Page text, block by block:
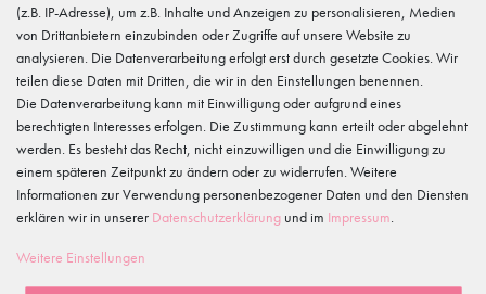
-30% NEU
(z.B. IP-Adresse), um z.B. Inhalte und Anzeigen zu personalisieren, Medien
von Drittanbietern einzubinden oder Zugriffe auf unsere Website zu
analysieren. Die Datenverarbeitung erfolgt erst durch gesetzte Cookies. Wir
teilen diese Daten mit Dritten, die wir in den Einstellungen benennen.
Die Datenverarbeitung kann mit Einwilligung oder aufgrund eines
berechtigten Interesses erfolgen. Die Zustimmung kann erteilt oder abgelehnt
werden. Es besteht das Recht, nicht einzuwilligen und die Einwilligung zu
einem späteren Zeitpunkt zu ändern oder zu widerrufen. Weitere
Informationen zur Verwendung personenbezogener Daten und den Diensten
erklären wir in unserer Daten­schutz­erklärung und im Impressum.
Weitere Einstellungen